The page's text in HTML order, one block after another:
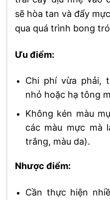
sẽ hòa tan và đẩy
qua quá trình bong
Ưu điểm:
Chi phí vừa phải,
nhỏ hoặc hạ tông
Không kén màu
các màu mực mà
trắng, màu da).
Nhược điểm:
Cần thực hiện